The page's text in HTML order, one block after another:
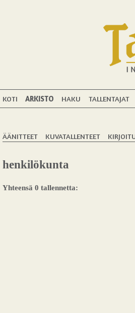
KOTI ARKISTO HAKU TALLENTAJAT
ÄÄNITTEET KUVATALLENTEET
henkilökunta
Yhteensä 0 tallennetta: